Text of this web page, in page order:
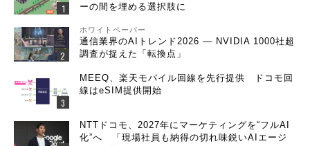
ーの間を埋める選択肢に
ホワイトペーパー
通信業界のAIトレンド2026 ― NVIDIA 1000社超
調査が捉えた「転換点」
MEEQ、楽天モバイル回線を先行提供 ドコモ回
線はeSIM提供開始
NTTドコモ、2027年にマーケティングを“フルAI
化”へ 「現場社員も納得の切れ味鋭いAIエージ